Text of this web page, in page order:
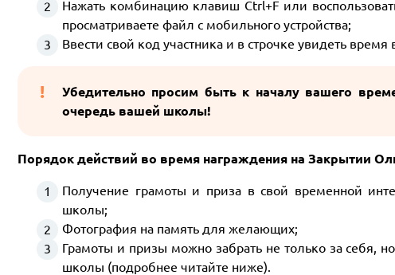
Нажать комбинацию клавиш Ctrl+F или
просматриваете файл с мобильного устройства;
Ввести свой код участника и в строчке увидеть
Убедительно просим быть к началу вашего
очередь вашей школы!
Порядок действий во время награждения на Закрытии
Получение грамоты и приза в свой временной
школы;
Фотография на память для желающих;
Грамоты и призы можно забрать не только за себя,
школы (подробнее читайте ниже).